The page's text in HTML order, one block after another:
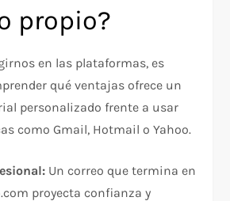
propio?
en las plataformas, es
qué ventajas ofrece un
personalizado frente a usar
como Gmail, Hotmail o Yahoo.
Un correo que termina en
proyecta confianza y